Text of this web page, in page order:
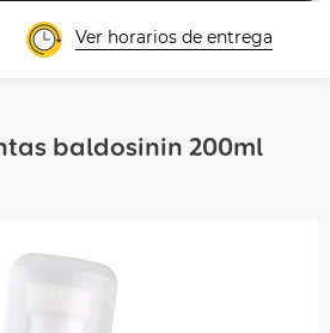
Ver horarios de entrega
baldosinin 200ml